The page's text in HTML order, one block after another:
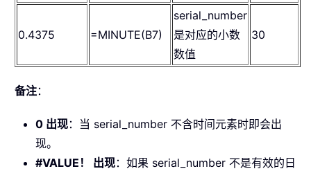
0.4375 =MINUTE(B7)
serial_number
是对应的小数
数值
30
备注：
0 出现：当 serial_number 不含时间元素时即会出
现。
#VALUE！ 出现：如果 serial_number 不是有效的日